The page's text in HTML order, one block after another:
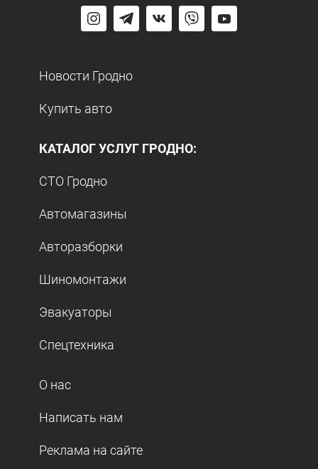
Новости Гродно
Купить авто
КАТАЛОГ УСЛУГ ГРОДНО:
СТО Гродно
Автомагазины
Авторазборки
Шиномонтажи
Эвакуаторы
Спецтехника
О нас
Написать нам
Реклама на сайте